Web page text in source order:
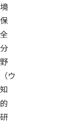
境
保
全
分
野
（ウ
知
的
研